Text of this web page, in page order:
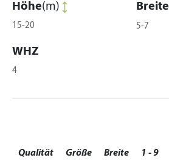
Höhe(m)
15-20
Breite
5-7
WHZ
4
Qualität Größe Breite 1 - 9